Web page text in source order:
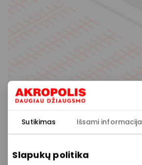
Sutikimas Išsami informacija
Slapukų politika